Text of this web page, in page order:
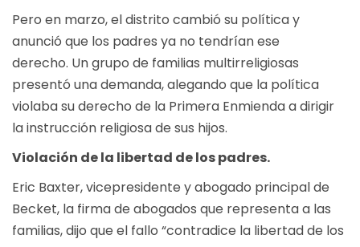
Pero en marzo, el distrito cambió su política y
anunció que los padres ya no tendrían ese
derecho. Un grupo de familias multirreligiosas
presentó una demanda, alegando que la política
violaba su derecho de la Primera Enmienda a dirigir
la instrucción religiosa de sus hijos.
Violación de la libertad de los padres.
Eric Baxter, vicepresidente y abogado principal de
Becket, la firma de abogados que representa a las
familias, dijo que el fallo “contradice la libertad de los